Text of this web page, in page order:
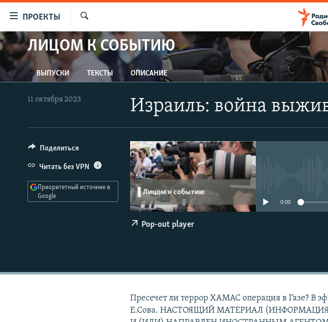
упрощенного
доступа
Вернуться
к
основному
главной
Вернутся
ПРОЕКТЫ
ПРОГРАММЫ
ПОДКАСТЫ
АВТОРСКИЕ ПРОЕКТЫ
ЦИТАТЫ СВОБОДЫ
IDEL.РЕАЛИИ
КАВКАЗ.РЕАЛИИ
СЕВЕР.РЕАЛИИ
СИБИРЬ.РЕАЛИИ
Искать
ЛИЦОМ К СОБЫТИЮ
ВЫПУСКИ ТЕКСТЫ ОПИСАНИЕ
Израиль: война
11 октября 2023
0:00
Pop-out player
Поделиться
Читать без VPN
Приоритетный источник в
Google
Пресечет ли террор ХАМАС операция в Газе? В
Е.Сова. НАСТОЯЩИЙ МАТЕРИАЛ